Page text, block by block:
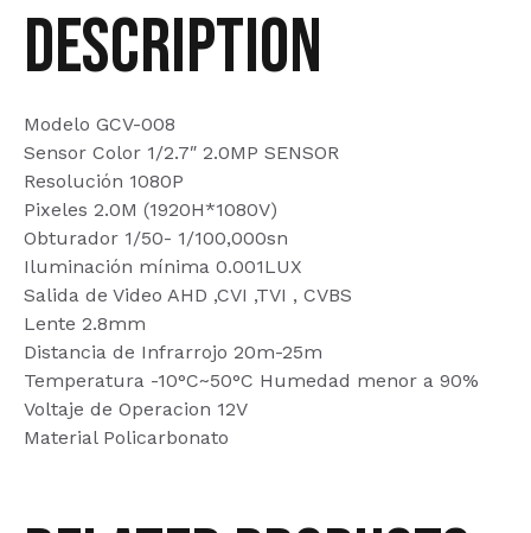
quantity
Description
Modelo GCV-008
Sensor Color 1/2.7″ 2.0MP SENSOR
Resolución 1080P
Pixeles 2.0M (1920H*1080V)
Obturador 1/50- 1/100,000sn
Iluminación mínima 0.001LUX
Salida de Video AHD ,CVI ,TVI , CVBS
Lente 2.8mm
Distancia de Infrarrojo 20m-25m
Temperatura -10°C~50°C Humedad menor a 90%
Voltaje de Operacion 12V
Material Policarbonato